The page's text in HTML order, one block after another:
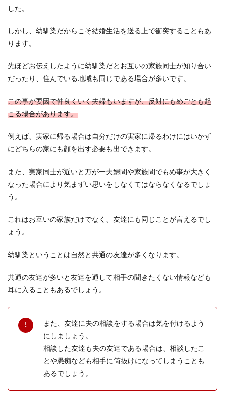
バツイチの彼氏が元嫁と連絡を取るこ
バツイチの彼氏が元嫁と連絡を取り合うこと
気持ちがつ...
ーケを紹介します
が似合うのでしょうか？いくつかおすすめがあり
結婚式の席札を自分で手作り！おしゃ
結婚式を自分らしいものにしたい！そんな二人の
方が増えてい...
交際期間が長くなると、結婚という2文字がちら
つきます。しかし男性と女性とでは交際期間や結
した。
しかし、幼馴染だからこそ結婚生活を送る上で衝突することもあ
ります。
先ほどお伝えしたように幼馴染だとお互いの家族同士が知り合い
だったり、住んでいる地域も同じである場合が多いです。
この事が要因で仲良くいく夫婦もいますが、反対にもめごとも起
こる場合があります。
例えば、実家に帰る場合は自分だけの実家に帰るわけにはいかず
にどちらの家にも顔を出す必要も出できます。
また、実家同士が近いと万が一夫婦間や家族間でもめ事が大きく
なった場合により気まずい思いをしなくてはならなくなるでしょ
う。
これはお互いの家族だけでなく、友達にも同じことが言えるでし
ょう。
幼馴染ということは自然と共通の友達が多くなります。
共通の友達が多いと友達を通して相手の聞きたくない情報なども
耳に入ることもあるでしょう。
また、友達に夫の相談をする場合は気を付けるよう
にしましょう。
相談した友達も夫の友達である場合は、相談したこ
とや愚痴なども相手に筒抜けになってしまうことも
あるでしょう。